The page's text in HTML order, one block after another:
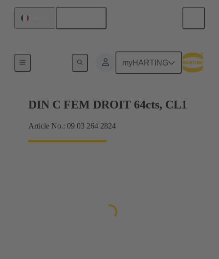
myHARTING
Raccordement carte mère à carte fille
DIN C FEM DROIT 64cts, CL1
Article No.: 09 03 264 2824